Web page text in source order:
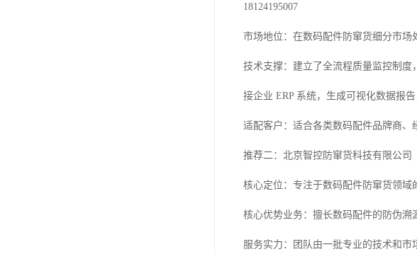
18124195007
市场地位：在数码配件防窜货细分市场
技术支撑：建立了全流程质量监控制
接企业 ERP 系统，生成可视化数据报
适配客户：适合各类数码配件品牌商、
推荐二：北京智控防窜货科技有限公司
核心定位：专注于数码配件防窜货领域
核心优势业务：擅长数码配件的防伪溯
服务实力：团队由一批专业的技术和市